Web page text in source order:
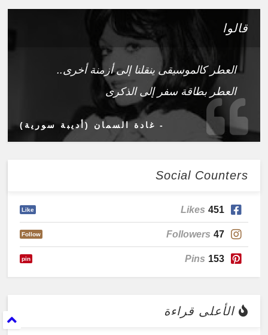
قالوا
العطر كالموسيقى ينقلنا إلى أزمنة أخرى..
العطر بطاقة سفر إلى الذكرى
- غادة السمان (أديبة سورية)
Social Counters
451
Likes
Like
47
Followers
Follow
153
Pins
pin
الأعلى قراءة